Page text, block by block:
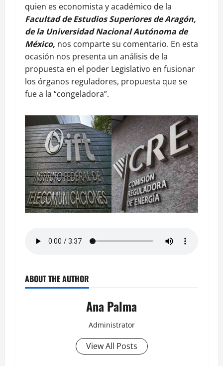
quien es economista y académico de la
Facultad de Estudios Superiores de Aragón,
de la Universidad Nacional Autónoma de
México, nos comparte su comentario. En esta
ocasión nos presenta un análisis de la
propuesta en el poder Legislativo en fusionar
los órganos reguladores, propuesta que se
fue a la “congeladora”.
ABOUT THE AUTHOR
Ana Palma
Administrator
View All Posts